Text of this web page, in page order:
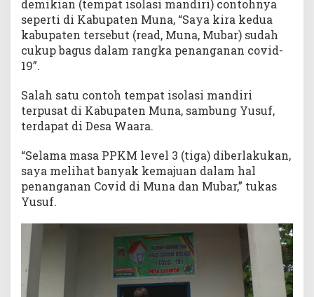
demikian (tempat isolasi mandiri) contohnya
seperti di Kabupaten Muna, “Saya kira kedua
kabupaten tersebut (read, Muna, Mubar) sudah
cukup bagus dalam rangka penanganan covid-
19”.
Salah satu contoh tempat isolasi mandiri
terpusat di Kabupaten Muna, sambung Yusuf,
terdapat di Desa Waara.
“Selama masa PPKM level 3 (tiga) diberlakukan,
saya melihat banyak kemajuan dalam hal
penanganan Covid di Muna dan Mubar,” tukas
Yusuf.